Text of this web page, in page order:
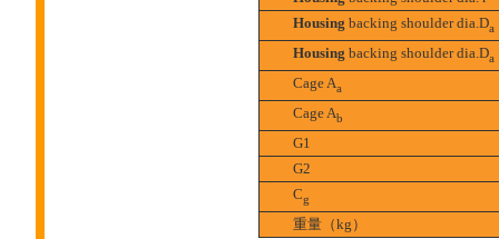
Housing backing shoulder dia.Da
Housing backing shoulder dia.Da
Cage Aa
Cage Ab
G1
G2
Cg
重量（kg）